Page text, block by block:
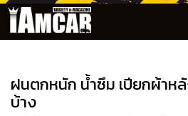
ฝนตกหนัก น้ำซึม เปียกผ้าห
บ้าง